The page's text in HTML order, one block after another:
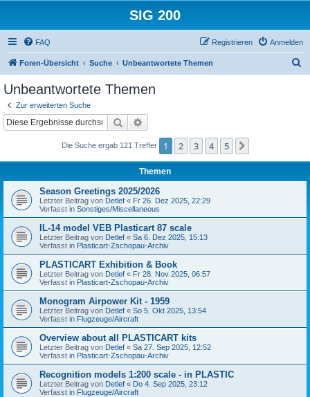
SIG 200
FAQ Anmelden
Registrieren
Foren-Übersicht Suche Unbeantwortete Themen
Unbeantwortete Themen
Zur erweiterten Suche
Suche
Die Suche ergab 121 Treffer 1 2 3 4 5
Themen
Season Greetings 2025/2026
Letzter Beitrag von Detlef « Fr 26. Dez 2025, 22:29
Verfasst in Sonstiges/Miscellaneous
IL-14 model VEB Plasticart 87 scale
Letzter Beitrag von Detlef « Sa 6. Dez 2025, 15:13
Verfasst in Plasticart-Zschopau-Archiv
PLASTICART Exhibition & Book
Letzter Beitrag von Detlef « Fr 28. Nov 2025, 06:57
Verfasst in Plasticart-Zschopau-Archiv
Monogram Airpower Kit - 1959
Letzter Beitrag von Detlef « So 5. Okt 2025, 13:54
Verfasst in Flugzeuge/Aircraft
Overview about all PLASTICART kits
Letzter Beitrag von Detlef « Sa 27. Sep 2025, 12:52
Verfasst in Plasticart-Zschopau-Archiv
Recognition models 1:200 scale - in PLASTIC
Letzter Beitrag von Detlef « Do 4. Sep 2025, 23:12
Verfasst in Flugzeuge/Aircraft